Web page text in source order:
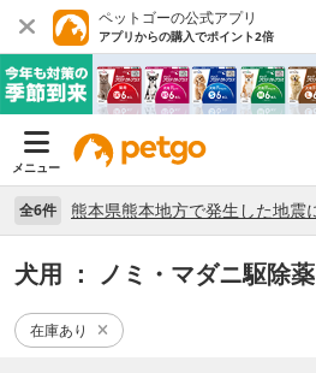
ペットゴーの公式アプリ
アプリからの購入でポイント2倍
メニュー
全6件
犬用 ： ノミ・マダニ駆除薬
在庫あり